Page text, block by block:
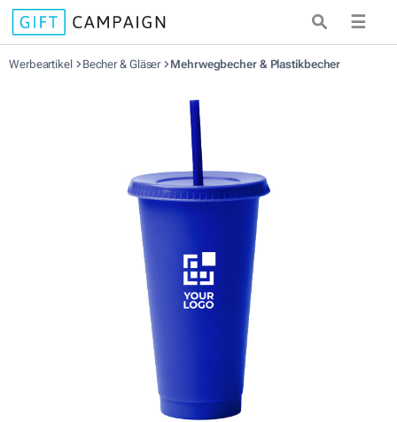
☰
Werbeartikel Becher & Gläser Mehrwegbecher & Plastikbecher